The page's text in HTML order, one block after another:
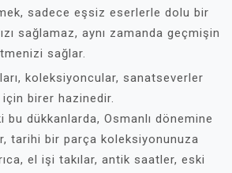
sadece eşsiz eserlerle dolu bir
sağlamaz, aynı zamanda geçmişin
sağlar.
koleksiyoncular, sanatseverler
için birer hazinedir.
bu dükkanlarda, Osmanlı dönemine
tarihi bir parça koleksiyonunuza
el işi takılar, antik saatler, eski